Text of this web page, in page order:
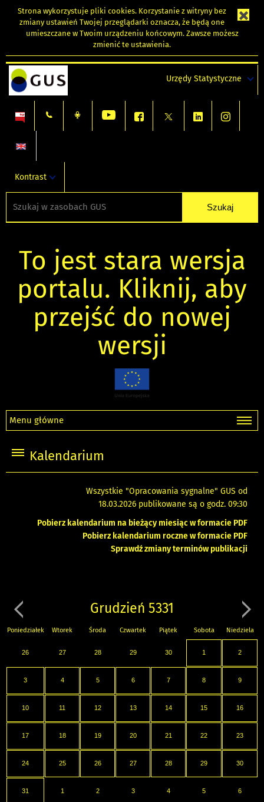
Strona wykorzystuje pliki cookies. Korzystanie z witryny bez
zmiany ustawień Twojej przeglądarki oznacza, że będą one
umieszczane w Twoim urządzeniu końcowym. Zawsze możesz
zmienić te ustawienia.
Urzędy Statystyczne
Kontrast
To jest stara wersja
portalu. Kliknij, aby
przejść do nowej
wersji
Menu główne
Kalendarium
Wszystkie "Opracowania sygnalne" GUS od
18.03.2026 publikowane są o godz. 09:30
Pobierz kalendarium na bieżący miesiąc w formacie PDF
Pobierz kalendarium roczne w formacie PDF
Sprawdź zmiany terminów publikacji
Grudzień 5331
Poniedziałek Wtorek Środa Czwartek Piątek Sobota Niedziela
26 27 28 29 30 1 2
3 4 5 6 7 8 9
10 11 12 13 14 15 16
17 18 19 20 21 22 23
24 25 26 27 28 29 30
31 1 2 3 4 5 6